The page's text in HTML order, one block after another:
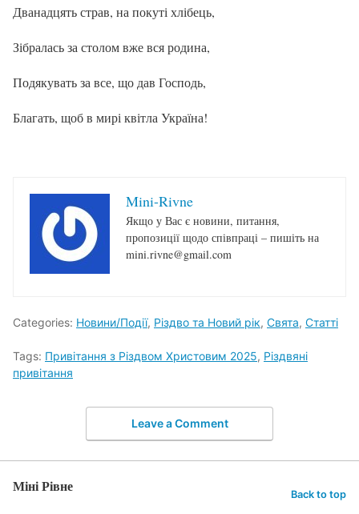
Дванадцять страв, на покуті хлібець,
Зібралась за столом вже вся родина,
Подякувать за все, що дав Господь,
Благать, щоб в мирі квітла Україна!
Mini-Rivne
Якщо у Вас є новини, питання,
пропозиції щодо співпраці – пишіть на
mini.rivne@gmail.com
Categories: Новини/Події, Різдво та Новий рік, Свята, Статті
Tags: Привітання з Різдвом Христовим 2025, Різдвяні
привітання
Leave a Comment
Міні Рівне Back to top